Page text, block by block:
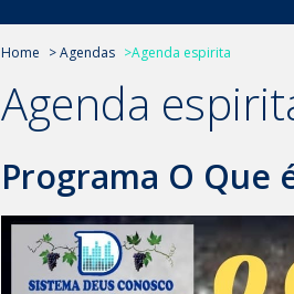
Home > Agendas >Agenda espirita
Agenda
Programa O Que